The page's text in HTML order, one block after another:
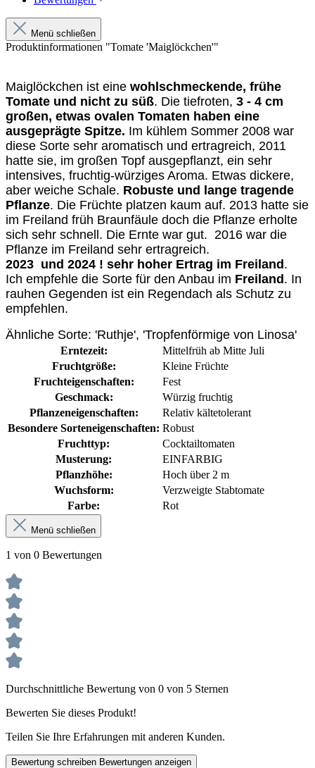
Menü schließen
Produktinformationen "Tomate 'Maiglöckchen'"
Maiglöckchen ist eine wohl­schmeckende, frühe
Tomate und nicht zu süß. Die tiefroten, 3 - 4 cm
großen, etwas ovalen Tomaten haben eine
ausgeprägte Spitze. Im kühlem Sommer 2008 war
diese Sorte sehr aromatisch und ertrag­reich, 2011
hatte sie, im großen Topf ausgepflanzt, ein sehr
intensives, fruchtig-würziges Aroma. Etwas dickere,
aber weiche Schale. Robuste und lange tragende
Pflanze. Die Früchte platzen kaum auf. 2013 hatte sie
im Freiland früh Braunfäule doch die Pflanze erholte
sich sehr schnell. Die Ernte war gut. 2016 war die
Pflanze im Freiland sehr ertragreich.
2023 und 2024 ! sehr hoher Ertrag im Freiland.
Ich empfehle die Sorte für den Anbau im Freiland. In
rauhen Gegenden ist ein Regendach als Schutz zu
empfehlen.
Ähnliche Sorte: 'Ruthje', 'Tropfenförmige von Linosa'
Erntezeit:
Mittelfrüh ab Mitte Juli
Fruchtgröße:
Kleine Früchte
Fruchteigenschaften:
Fest
Geschmack:
Würzig fruchtig
Pflanzeneigenschaften:
Relativ kältetolerant
Besondere Sorteneigenschaften: Robust
Fruchttyp:
Cocktailtomaten
Musterung:
EINFARBIG
Pflanzhöhe:
Hoch über 2 m
Wuchsform:
Verzweigte Stabtomate
Farbe:
Rot
Menü schließen
1 von 0 Bewertungen
Durchschnittliche Bewertung von 0 von 5 Sternen
Bewerten Sie dieses Produkt!
Teilen Sie Ihre Erfahrungen mit anderen Kunden.
Bewertung schreiben Bewertungen anzeigen